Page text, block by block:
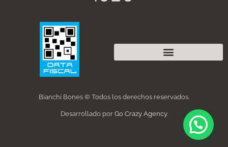
Bianchi Bones © Todos los derechos reservados.
Desarrollado por Go Crazy Agency.